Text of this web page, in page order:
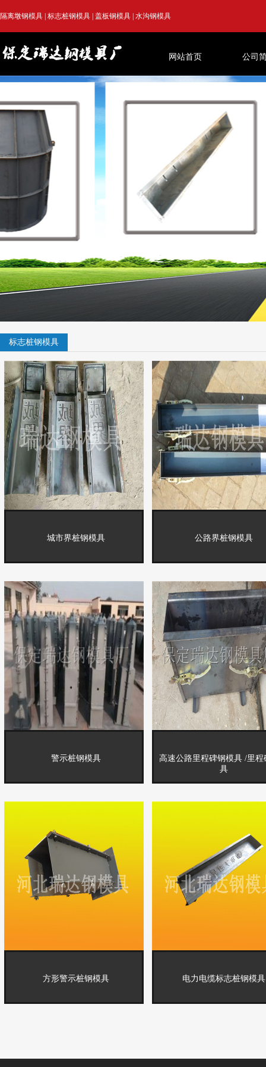
隔离墩钢模具 标志桩钢模具 盖板钢模具 水沟钢模具
网站首页 公司
标志桩钢模具
城市界桩钢模具 公路界桩钢模具
警示桩钢模具
高速公路里程碑钢模具 /里程
具
方形警示桩钢模具 电力电缆标志桩钢模具